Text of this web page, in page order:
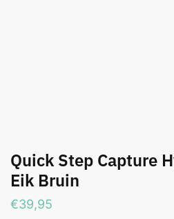
Quick Step Capture
Eik Bruin
€39,95